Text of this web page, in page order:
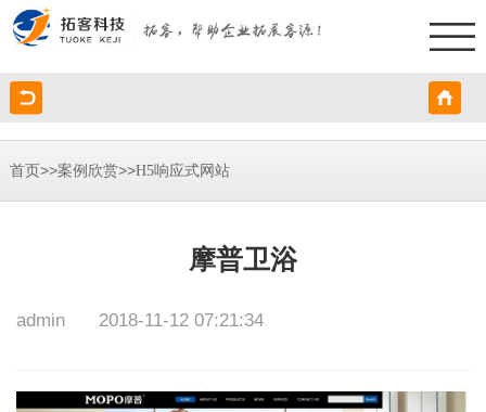
首页>>案例欣赏>>H5响应式网站
摩普卫浴
admin 2018-11-12 07:21:34